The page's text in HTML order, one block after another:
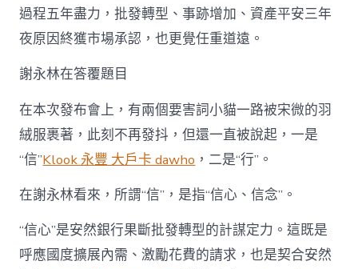
過程五年盡力，批發轉型、事跡增加、資產平安三年
夜原因終獲市場承認，也更覺任重道遠。
謝永林在答覆題目
在本次發布會上，有兩個要害詞小貓一路被宋微的羽
絨服裹著，此刻不再發抖，但還一直被說起，一是
“信”Klook 永豐 大戶卡 dawho ，二是“行”。
在謝永林看來，所謂“信”，是指“信心、信念”。
“信心”是安然銀行果斷批發轉型的計謀定力。這既是
呼應國度擴展內需、激勵花費的請求，也是契合安然